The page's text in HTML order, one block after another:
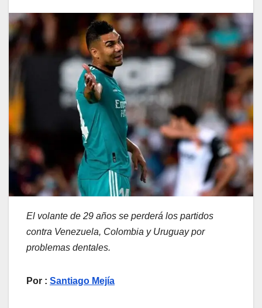
El volante de 29 años se perderá los partidos
contra Venezuela, Colombia y Uruguay por
problemas dentales.
Por : Santiago Mejía